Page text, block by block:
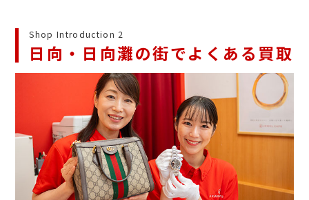
Shop Introduction 2
日向・日向灘の街でよくある買取